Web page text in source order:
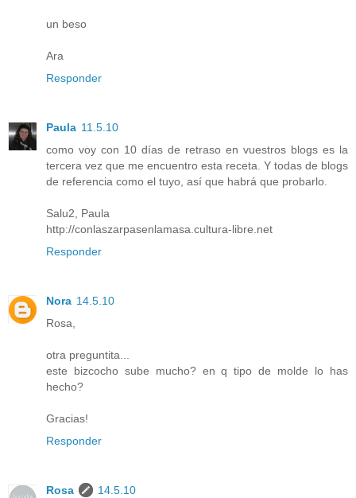
un beso
Ara
Responder
Paula 11.5.10
como voy con 10 días de retraso en vuestros blogs es la
tercera vez que me encuentro esta receta. Y todas de blogs
de referencia como el tuyo, así que habrá que probarlo.
Salu2, Paula
http://conlaszarpasenlamasa.cultura-libre.net
Responder
Nora 14.5.10
Rosa,
otra preguntita...
este bizcocho sube mucho? en q tipo de molde lo has
hecho?
Gracias!
Responder
Rosa
14.5.10